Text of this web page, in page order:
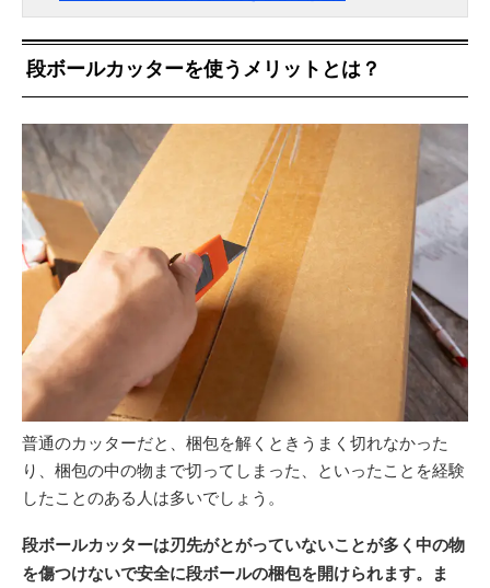
段ボールカッターを使うメリットとは？
普通のカッターだと、梱包を解くときうまく切れなかった
り、梱包の中の物まで切ってしまった、といったことを経験
したことのある人は多いでしょう。
段ボールカッターは刃先がとがっていないことが多く中の物
を傷つけないで安全に段ボールの梱包を開けられます。ま